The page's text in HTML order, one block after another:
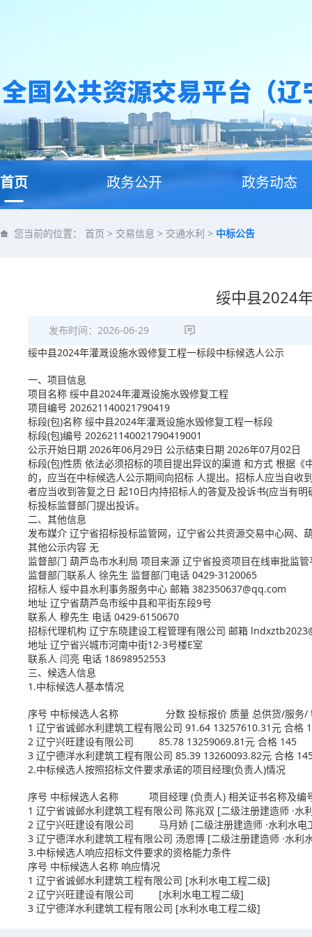
首页 政务公开 政务动态
您当前的位置： 首页 > 交易信息 > 交通水利 > 中标公告
绥中县2024
发布时间： 2026-06-29
绥中县2024年灌溉设施水毁修复工程一标段中标候选人公示
一、项目信息
项目名称 绥中县2024年灌溉设施水毁修复工程
项目编号 202621140021790419
标段(包)名称 绥中县2024年灌溉设施水毁修复工程一标段
标段(包)编号 202621140021790419001
公示开始日期 2026年06月29日 公示结束日期 2026年07月02日
标段(包)性质 依法必须招标的项目提出异议的渠道 和方式 根据
的，应当在中标候选人公示期间向招标 人提出。招标人应当自
者应当收到答复之日 起10日内持招标人的答复及投诉书(应当有
标投标监督部门提出投诉。
二、其他信息
发布媒介 辽宁省招标投标监管网，辽宁省公共资源交易中心网、
其他公示内容 无
监督部门 葫芦岛市水利局 项目来源 辽宁省投资项目在线审批监管
监督部门联系人 徐先生 监督部门电话 0429-3120065
招标人 绥中县水利事务服务中心 邮箱 382350637@qq.com
地址 辽宁省葫芦岛市绥中县和平街东段9号
联系人 穆先生 电话 0429-6150670
招标代理机构 辽宁东晓建设工程管理有限公司 邮箱
地址 辽宁省兴城市河南中街12-3号楼E室
联系人 闫亮 电话 18698952553
三、候选人信息
1.中标候选人基本情况
序号 中标候选人名称 分数 投标报价 质量 总供货/服务/
1 辽宁省诚邺水利建筑工程有限公司 91.64 13257610.31元 合格
2 辽宁兴旺建设有限公司 85.78 13259069.81元 合格 145
3 辽宁德洋水利建筑工程有限公司 85.39 13260093.82元 合格
2.中标候选人按照招标文件要求承诺的项目经理(负责人)情况
序号 中标候选人名称 项目经理 (负责人) 相关证书名称及编
1 辽宁省诚邺水利建筑工程有限公司 陈兆双 [二级注册建造师 ·水
2 辽宁兴旺建设有限公司 马月娇 [二级注册建造师 ·水利水电
3 辽宁德洋水利建筑工程有限公司 汤恩博 [二级注册建造师 ·水利
3.中标候选人响应招标文件要求的资格能力条件
序号 中标候选人名称 响应情况
1 辽宁省诚邺水利建筑工程有限公司 [水利水电工程二级]
2 辽宁兴旺建设有限公司 [水利水电工程二级]
3 辽宁德洋水利建筑工程有限公司 [水利水电工程二级]